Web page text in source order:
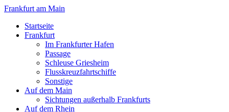
Frankfurt am Main
Startseite
Frankfurt
Im Frankfurter Hafen
Passage
Schleuse Griesheim
Flusskreuzfahrtschiffe
Sonstige
Auf dem Main
Sichtungen außerhalb Frankfurts
Auf dem Rhein